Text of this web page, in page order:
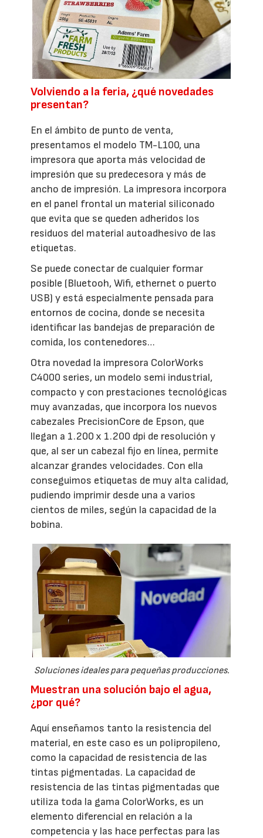
Volviendo a la feria, ¿qué novedades
presentan?
En el ámbito de punto de venta,
presentamos el modelo TM-L100, una
impresora que aporta más velocidad de
impresión que su predecesora y más de
ancho de impresión. La impresora incorpora
en el panel frontal un material siliconado
que evita que se queden adheridos los
residuos del material autoadhesivo de las
etiquetas.
Se puede conectar de cualquier formar
posible (Bluetooh, Wifi, ethernet o puerto
USB) y está especialmente pensada para
entornos de cocina, donde se necesita
identificar las bandejas de preparación de
comida, los contenedores…
Otra novedad la impresora ColorWorks
C4000 series, un modelo semi industrial,
compacto y con prestaciones tecnológicas
muy avanzadas, que incorpora los nuevos
cabezales PrecisionCore de Epson, que
llegan a 1.200 x 1.200 dpi de resolución y
que, al ser un cabezal fijo en línea, permite
alcanzar grandes velocidades. Con ella
conseguimos etiquetas de muy alta calidad,
pudiendo imprimir desde una a varios
cientos de miles, según la capacidad de la
bobina.
Soluciones ideales para pequeñas producciones.
Muestran una solución bajo el agua,
¿por qué?
Aquí enseñamos tanto la resistencia del
material, en este caso es un polipropileno,
como la capacidad de resistencia de las
tintas pigmentadas. La capacidad de
resistencia de las tintas pigmentadas que
utiliza toda la gama ColorWorks, es un
elemento diferencial en relación a la
competencia y las hace perfectas para las